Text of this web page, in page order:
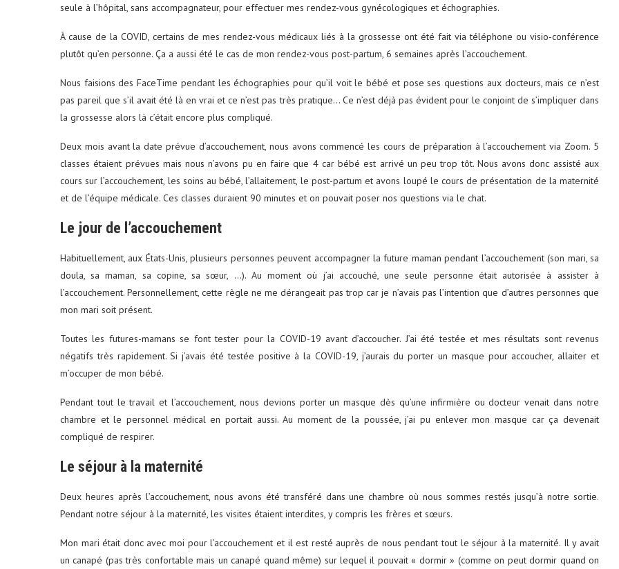
seule à l’hôpital, sans accompagnateur, pour effectuer mes rendez-vous gynécologiques et échographies.
À cause de la COVID, certains de mes rendez-vous médicaux liés à la grossesse ont été fait via téléphone ou visio-conférence
plutôt qu’en personne. Ça a aussi été le cas de mon rendez-vous post-partum, 6 semaines après l’accouchement.
Nous faisions des FaceTime pendant les échographies pour qu’il voit le bébé et pose ses questions aux docteurs, mais ce n’est
pas pareil que s’il avait été là en vrai et ce n’est pas très pratique… Ce n’est déjà pas évident pour le conjoint de s’impliquer dans
la grossesse alors là c’était encore plus compliqué.
Deux mois avant la date prévue d’accouchement, nous avons commencé les cours de préparation à l’accouchement via Zoom. 5
classes étaient prévues mais nous n’avons pu en faire que 4 car bébé est arrivé un peu trop tôt. Nous avons donc assisté aux
cours sur l’accouchement, les soins au bébé, l’allaitement, le post-partum et avons loupé le cours de présentation de la maternité
et de l’équipe médicale. Ces classes duraient 90 minutes et on pouvait poser nos questions via le chat.
Le jour de l’accouchement
Habituellement, aux États-Unis, plusieurs personnes peuvent accompagner la future maman pendant l’accouchement (son mari, sa
doula, sa maman, sa copine, sa sœur, …). Au moment où j’ai accouché, une seule personne était autorisée à assister à
l’accouchement. Personnellement, cette règle ne me dérangeait pas trop car je n’avais pas l’intention que d’autres personnes que
mon mari soit présent.
Toutes les futures-mamans se font tester pour la COVID-19 avant d’accoucher. J’ai été testée et mes résultats sont revenus
négatifs très rapidement. Si j’avais été testée positive à la COVID-19, j’aurais du porter un masque pour accoucher, allaiter et
m’occuper de mon bébé.
Pendant tout le travail et l’accouchement, nous devions porter un masque dès qu’une infirmière ou docteur venait dans notre
chambre et le personnel médical en portait aussi. Au moment de la poussée, j’ai pu enlever mon masque car ça devenait
compliqué de respirer.
Le séjour à la maternité
Deux heures après l’accouchement, nous avons été transféré dans une chambre où nous sommes restés jusqu’à notre sortie.
Pendant notre séjour à la maternité, les visites étaient interdites, y compris les frères et sœurs.
Mon mari était donc avec moi pour l’accouchement et il est resté auprès de nous pendant tout le séjour à la maternité. Il y avait
un canapé (pas très confortable mais un canapé quand même) sur lequel il pouvait « dormir » (comme on peut dormir quand on